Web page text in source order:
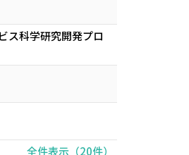
ス科学研究開発プロ
全件表示（20件）